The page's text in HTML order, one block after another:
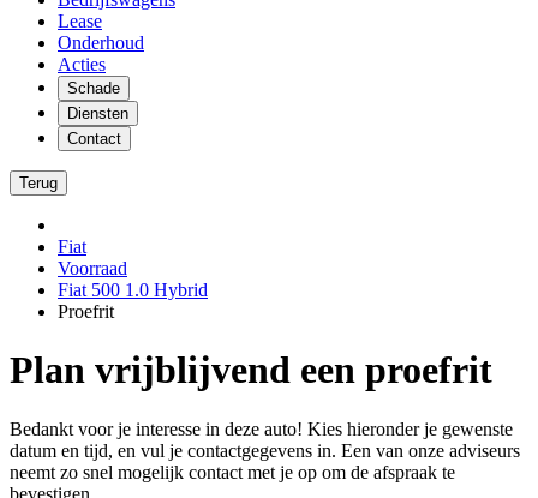
Lease
Onderhoud
Acties
Schade
Diensten
Contact
Terug
Fiat
Voorraad
Fiat 500 1.0 Hybrid
Proefrit
Plan vrijblijvend een proefrit
Bedankt voor je interesse in deze auto! Kies hieronder je gewenste
datum en tijd, en vul je contactgegevens in. Een van onze adviseurs
neemt zo snel mogelijk contact met je op om de afspraak te
bevestigen.